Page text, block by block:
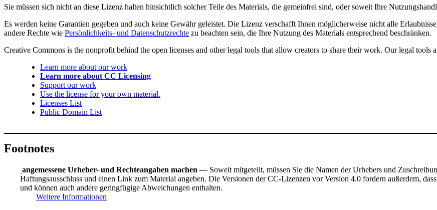
Sie müssen sich nicht an diese Lizenz halten hinsichtlich solcher Teile des Materials, die gemeinfrei sind, oder soweit Ihre
Es werden keine Garantien gegeben und auch keine Gewähr geleistet. Die Lizenz verschafft Ihnen möglicherweise nicht alle
andere Rechte wie Persönlichkeits- und Datenschutzrechte zu beachten sein, die Ihre Nutzung des Materials entsprechend beschränken.
Creative Commons is the nonprofit behind the open licenses and other legal tools that allow creators to share their work. Our legal tools
Learn more about our work
Learn more about CC Licensing
Support our work
Use the license for your own material.
Licenses List
Public Domain List
Footnotes
angemessene Urheber- und Rechteangaben machen — Soweit mitgeteilt, müssen Sie die Namen der Urhebers und
Haftungsausschluss und einen Link zum Material angeben. Die Versionen der CC-Lizenzen vor Version 4.0 fordern außerdem,
und können auch andere geringfügige Abweichungen enthalten.
Weitere Informationen